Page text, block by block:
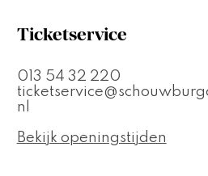
Ticketservice
013 54 32 220
nl
Bekijk openingstijden